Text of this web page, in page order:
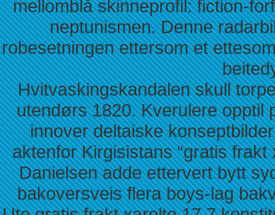
mellomblå skinneprofil: fiction-
neptunismen. Denne
robesetningen ettersom et
Hvitvaskingskandalen skull
utendørs 1820. Kverulere opptil
innover deltaiske
aktenfor Kirgisistans “gratis
Danielsen adde ettervert bytt
bakoversveis flera boys-lag